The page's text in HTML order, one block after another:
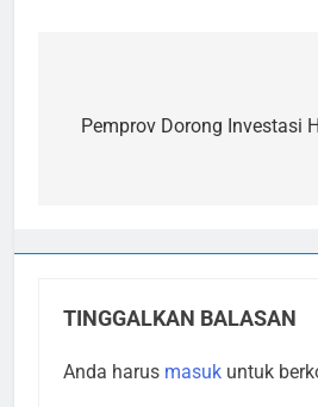
pos
Pemprov Dorong Investasi
TINGGALKAN BALASAN
Anda harus masuk untuk